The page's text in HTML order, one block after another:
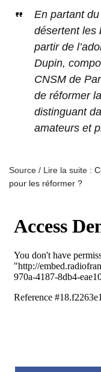
En partant
désertent les
partir de
Dupin,
CNSM de
de réformer
distinguant
amateurs et
Source / Lire la suite :
pour les réformer ?